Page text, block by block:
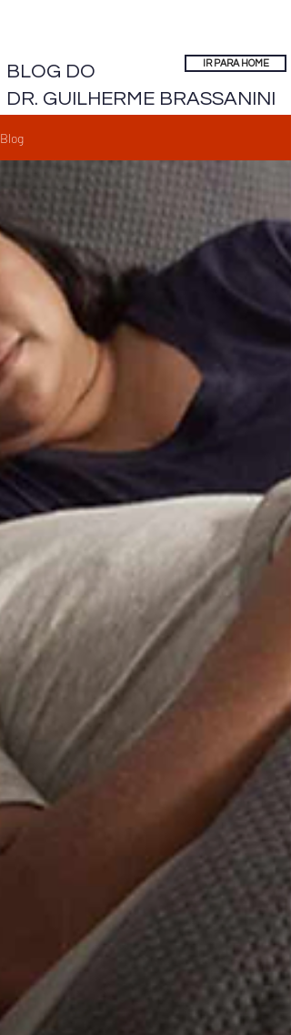
IR PARA HOME
BLOG DO
DR. GUILHERME BRASSANINI
Blog